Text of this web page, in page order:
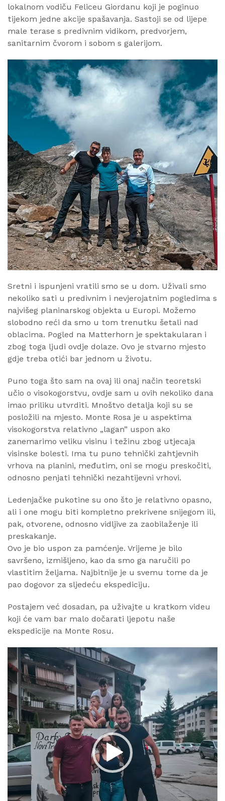
lokalnom vodiču Feliceu Giordanu koji je poginuo
tijekom jedne akcije spašavanja. Sastoji se od lijepe
male terase s predivnim vidikom, predvorjem,
sanitarnim čvorom i sobom s galerijom.
Sretni i ispunjeni vratili smo se u dom. Uživali smo
nekoliko sati u predivnim i nevjerojatnim pogledima s
najvišeg planinarskog objekta u Europi. Možemo
slobodno reći da smo u tom trenutku šetali nad
oblacima. Pogled na Matterhorn je spektakularan i
zbog toga ljudi ovdje dolaze. Ovo je stvarno mjesto
gdje treba otići bar jednom u životu.
Puno toga što sam na ovaj ili onaj način teoretski
učio o visokogorstvu, ovdje sam u ovih nekoliko dana
imao priliku utvrditi. Mnoštvo detalja koji su se
posložili na mjesto. Monte Rosa je u aspektima
visokogorstva relativno „lagan” uspon ako
zanemarimo veliku visinu i težinu zbog utjecaja
visinske bolesti. Ima tu puno tehnički zahtjevnih
vrhova na planini, međutim, oni se mogu preskočiti,
odnosno penjati tehnički nezahtijevni vrhovi.
Ledenjačke pukotine su ono što je relativno opasno,
ali i one mogu biti kompletno prekrivene snijegom ili,
pak, otvorene, odnosno vidljive za zaobilaženje ili
preskakanje.
Ovo je bio uspon za pamćenje. Vrijeme je bilo
savršeno, izmišljeno, kao da smo ga naručili po
vlastitim željama. Najbitnije je u svemu tome da je
pao dogovor za sljedeću ekspediciju.
Postajem već dosadan, pa uživajte u kratkom videu
koji će vam bar malo dočarati ljepotu naše
ekspedicije na Monte Rosu.
Reproduktor
videozapisa